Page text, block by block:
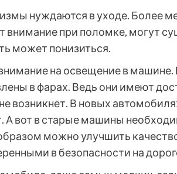
нуждаются в уходе. Более
при поломке, могут
может понизиться.
на освещение в
в фарах. Ведь они имеют
возникнет. В новых
А вот в старые машины
можно улучшить
в безопасности на